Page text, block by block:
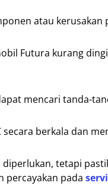
atau kerusakan
Futura kurang
mencari tanda-
berkala dan
tetapi
percayakan pada